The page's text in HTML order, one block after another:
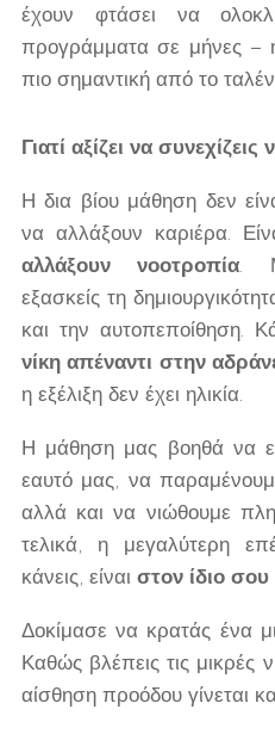
έχουν φτάσει να
προγράμματα σε μήνες –
πιο σημαντική από το
Γιατί αξίζει να συνεχίζεις
Η δια βίου μάθηση δεν
να αλλάξουν καριέρα.
αλλάξουν νοοτροπία.
εξασκείς τη
και την αυτοπεποίθηση.
νίκη απέναντι στην
η εξέλιξη δεν έχει ηλικία.
Η μάθηση μας βοηθά να
εαυτό μας, να
αλλά και να νιώθουμε
τελικά, η μεγαλύτερη
κάνεις, είναι στον ίδιο
Δοκίμασε να κρατάς ένα
Καθώς βλέπεις τις μικρές
αίσθηση προόδου γίνεται